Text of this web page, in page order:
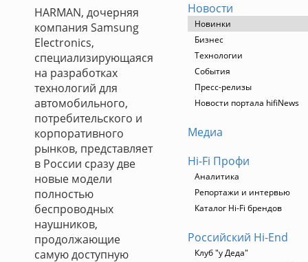
HARMAN, дочерняя
компания Samsung
Electronics,
специализирующаяся
на разработках
технологий для
автомобильного,
потребительского и
корпоративного
рынков, представляет
в России сразу две
новые модели
полностью
беспроводных
наушников,
продолжающие
самую доступную
Новости
Новинки
Бизнес
Технологии
События
Пресс-релизы
Новости портала hifiNews
Медиа
Hi-Fi Профи
Аналитика
Репортажи и интервью
Каталог Hi-Fi брендов
Российский Hi-End
Клуб "у Деда"